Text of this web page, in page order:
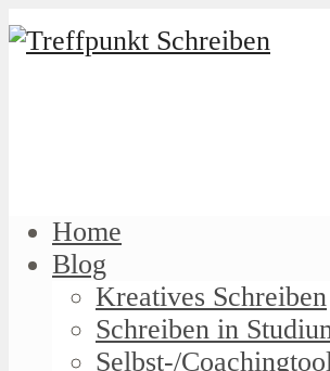
Home
Blog
Kreatives Schreiben
Schreiben in
Selbst-/